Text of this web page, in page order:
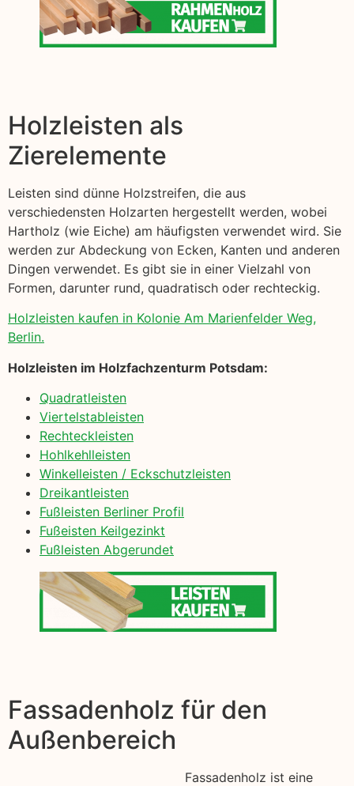
Holzleisten als
Zierelemente
Leisten sind dünne Holzstreifen, die aus
verschiedensten Holzarten hergestellt werden, wobei
Hartholz (wie Eiche) am häufigsten verwendet wird. Sie
werden zur Abdeckung von Ecken, Kanten und anderen
Dingen verwendet. Es gibt sie in einer Vielzahl von
Formen, darunter rund, quadratisch oder rechteckig.
Holzleisten kaufen in Kolonie Am Marienfelder Weg,
Berlin.
Holzleisten im Holzfachzenturm Potsdam:
Quadratleisten
Viertelstableisten
Rechteckleisten
Hohlkehlleisten
Winkelleisten / Eckschutzleisten
Dreikantleisten
Fußleisten Berliner Profil
Fußeisten Keilgezinkt
Fußleisten Abgerundet
Fassadenholz für den
Außenbereich
Fassadenholz ist eine